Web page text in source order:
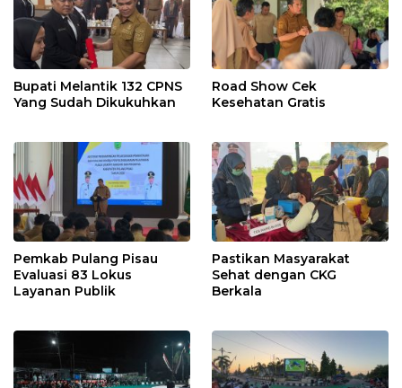
Bupati Melantik 132 CPNS
Yang Sudah Dikukuhkan
Road Show Cek
Kesehatan Gratis
Pemkab Pulang Pisau
Evaluasi 83 Lokus
Layanan Publik
Pastikan Masyarakat
Sehat dengan CKG
Berkala